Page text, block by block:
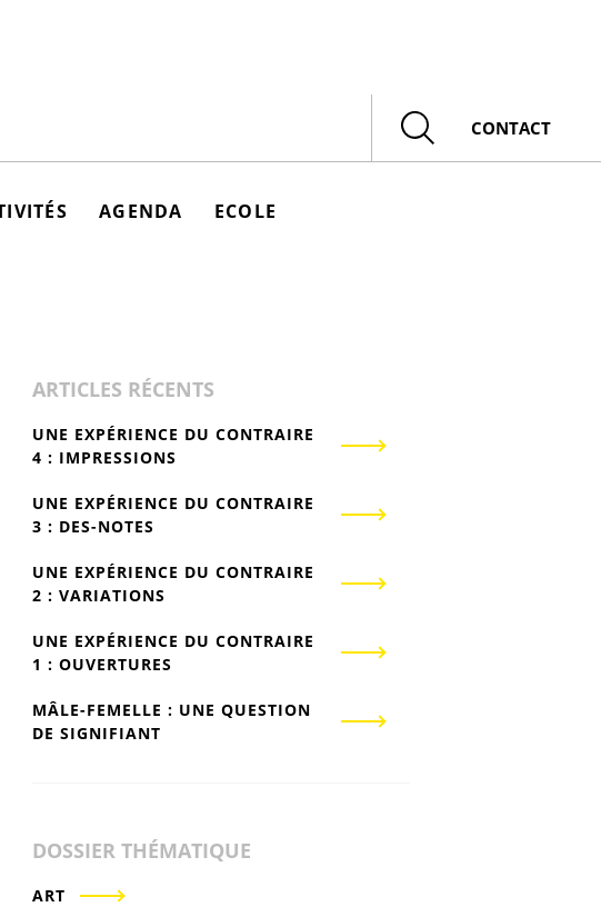
Rechercher
CONTACT
AGENDA ECOLE
ARTICLES RÉCENTS
UNE EXPÉRIENCE DU CONTRAIRE
4 : IMPRESSIONS
UNE EXPÉRIENCE DU CONTRAIRE
3 : DES-NOTES
UNE EXPÉRIENCE DU CONTRAIRE
2 : VARIATIONS
UNE EXPÉRIENCE DU CONTRAIRE
1 : OUVERTURES
MÂLE-FEMELLE : UNE QUESTION
DE SIGNIFIANT
DOSSIER THÉMATIQUE
ART